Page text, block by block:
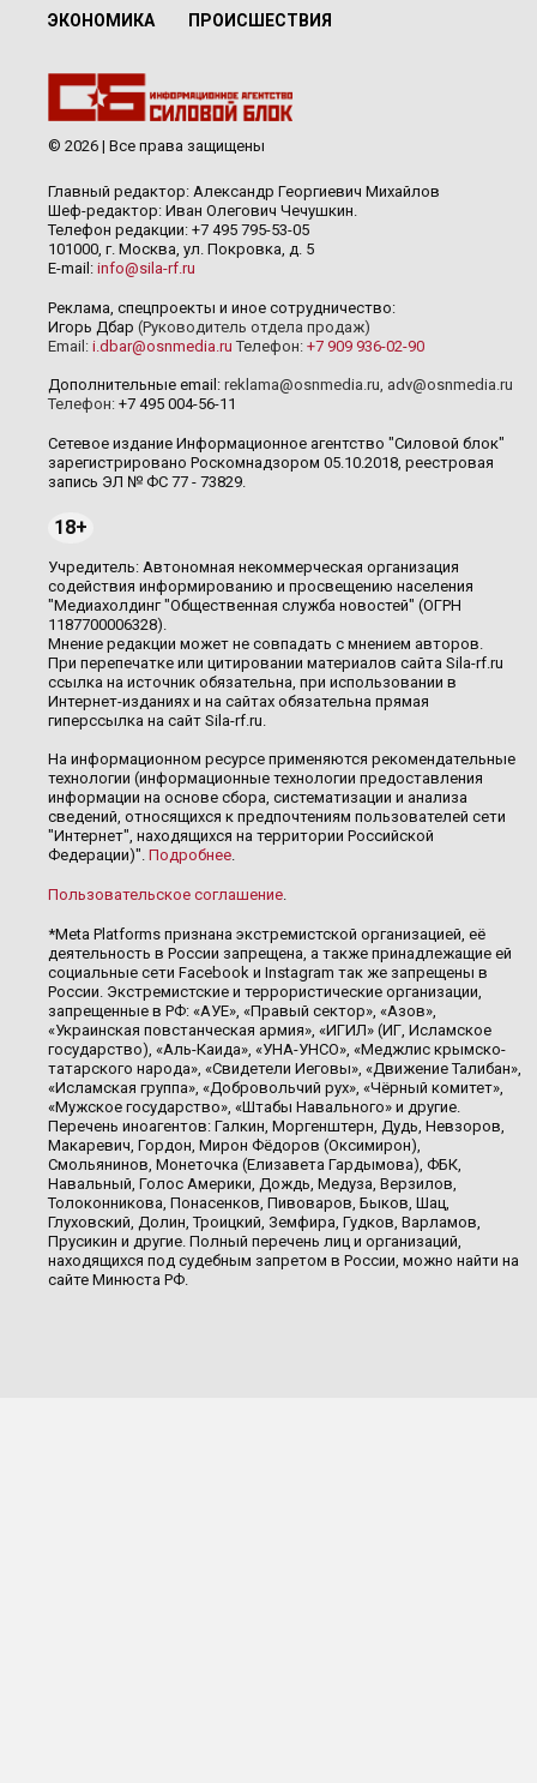
ЭКОНОМИКА ПРОИСШЕСТВИЯ
© 2026 | Все права защищены
Главный редактор: Александр Георгиевич Михайлов
Шеф-редактор: Иван Олегович Чечушкин.
Телефон редакции: +7 495 795-53-05
101000, г. Москва, ул. Покровка, д. 5
E-mail: info@sila-rf.ru
Реклама, спецпроекты и иное сотрудничество:
Игорь Дбар (Руководитель отдела продаж)
Email: i.dbar@osnmedia.ru Телефон: +7 909 936-02-90
Дополнительные email: reklama@osnmedia.ru, adv@osnmedia.ru
Телефон: +7 495 004-56-11
Сетевое издание Информационное агентство "Силовой блок"
зарегистрировано Роскомнадзором 05.10.2018, реестровая
запись ЭЛ № ФС 77 - 73829.
18+
Учредитель: Автономная некоммерческая организация
содействия информированию и просвещению населения
"Медиахолдинг "Общественная служба новостей" (ОГРН
1187700006328).
Мнение редакции может не совпадать с мнением авторов.
При перепечатке или цитировании материалов сайта Sila-rf.ru
ссылка на источник обязательна, при использовании в
Интернет-изданиях и на сайтах обязательна прямая
гиперссылка на сайт Sila-rf.ru.
На информационном ресурсе применяются рекомендательные
технологии (информационные технологии предоставления
информации на основе сбора, систематизации и анализа
сведений, относящихся к предпочтениям пользователей сети
"Интернет", находящихся на территории Российской
Федерации)". Подробнее.
Пользовательское соглашение.
*Meta Platforms признана экстремистской организацией, её
деятельность в России запрещена, а также принадлежащие ей
социальные сети Facebook и Instagram так же запрещены в
России. Экстремистские и террористические организации,
запрещенные в РФ: «АУЕ», «Правый сектор», «Азов»,
«Украинская повстанческая армия», «ИГИЛ» (ИГ, Исламское
государство), «Аль-Каида», «УНА-УНСО», «Меджлис крымско-
татарского народа», «Свидетели Иеговы», «Движение Талибан»,
«Исламская группа», «Добровольчий рух», «Чёрный комитет»,
«Мужское государство», «Штабы Навального» и другие.
Перечень иноагентов: Галкин, Моргенштерн, Дудь, Невзоров,
Макаревич, Гордон, Мирон Фёдоров (Оксимирон),
Смольянинов, Монеточка (Елизавета Гардымова), ФБК,
Навальный, Голос Америки, Дождь, Медуза, Верзилов,
Толоконникова, Понасенков, Пивоваров, Быков, Шац,
Глуховский, Долин, Троицкий, Земфира, Гудков, Варламов,
Прусикин и другие. Полный перечень лиц и организаций,
находящихся под судебным запретом в России, можно найти на
сайте Минюста РФ.